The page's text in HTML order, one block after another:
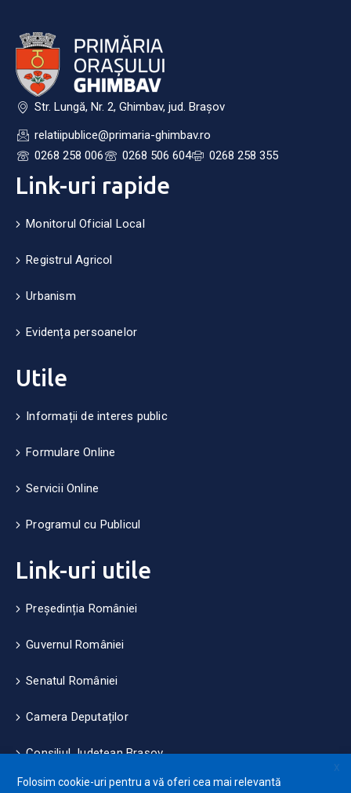
Str. Lungă, Nr. 2, Ghimbav, jud. Brașov
relatiipublice@primaria-ghimbav.ro
0268 258 006
0268 506 604 0268 258 355
Link-uri rapide
Monitorul Oficial Local
Registrul Agricol
Urbanism
Evidența persoanelor
Utile
Informații de interes public
Formulare Online
Servicii Online
Programul cu Publicul
Link-uri utile
Președinția României
Guvernul României
Senatul României
Camera Deputaților
Consiliul Județean Brașov
Măsuri de mediu și climă
X
Folosim cookie-uri pentru a vă oferi cea mai relevantă